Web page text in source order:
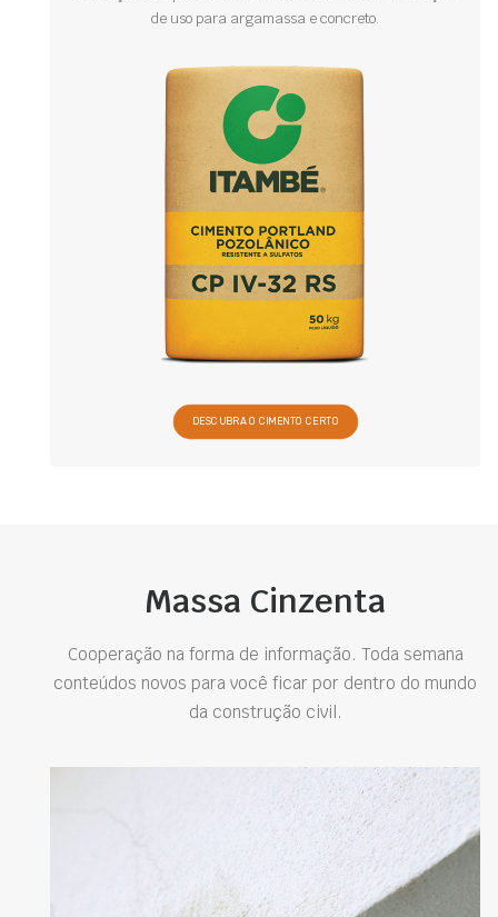
de uso para argamassa e concreto.
DESCUBRA O CIMENTO CERTO
Massa Cinzenta
Cooperação na forma de informação. Toda semana
conteúdos novos para você ficar por dentro do mundo
da construção civil.